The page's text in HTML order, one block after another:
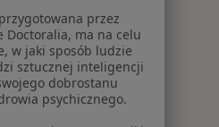
Najczęście leczone
przez
Doctoralia, ma na celu
w jaki sposób ludzie
sztucznej inteligencji
dobrostanu
psychicznego.